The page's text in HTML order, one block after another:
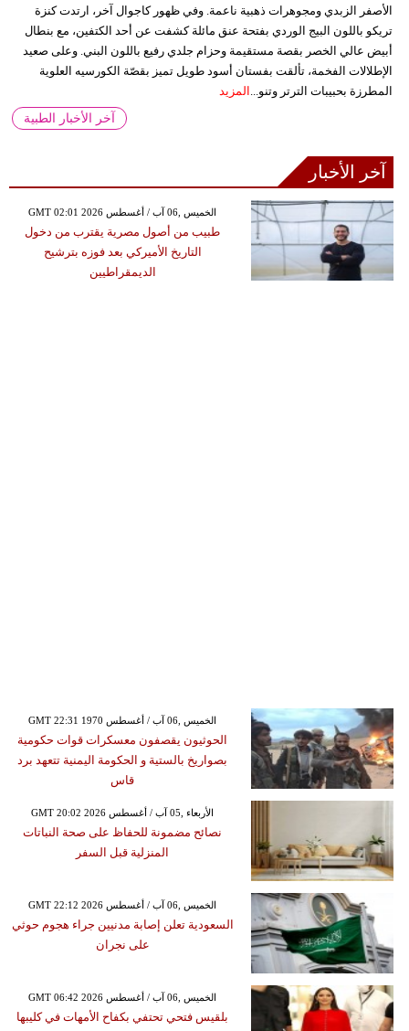
الأصفر الزبدي ومجوهرات ذهبية ناعمة. وفي ظهور كاجوال آخر، ارتدت كنزة
تريكو باللون البيج الوردي بفتحة عنق مائلة كشفت عن أحد الكتفين، مع بنطال
أبيض عالي الخصر بقصة مستقيمة وحزام جلدي رفيع باللون البني. وعلى صعيد
الإطلالات الفخمة، تألقت بفستان أسود طويل تميز بقصّة الكورسيه العلوية
المطرزة بحبيبات الترتر وتنو... المزيد
آخر الأخبار الطبية
آخر الأخبار
GMT 02:01 2026 الخميس ,06 آب / أغسطس
طبيب من أصول مصرية يقترب من دخول
التاريخ الأميركي بعد فوزه بترشيح
الديمقراطيين
GMT 22:31 1970 الخميس ,06 آب / أغسطس
الحوثيون يقصفون معسكرات قوات حكومية
بصواريخ بالستية و الحكومة اليمنية تتعهد برد
قاس
GMT 20:02 2026 الأربعاء ,05 آب / أغسطس
نصائح مضمونة للحفاظ على صحة النباتات
المنزلية قبل السفر
GMT 22:12 2026 الخميس ,06 آب / أغسطس
السعودية تعلن إصابة مدنيين جراء هجوم حوثي
على نجران
GMT 06:42 2026 الخميس ,06 آب / أغسطس
بلقيس فتحي تحتفي بكفاح الأمهات في كليبها